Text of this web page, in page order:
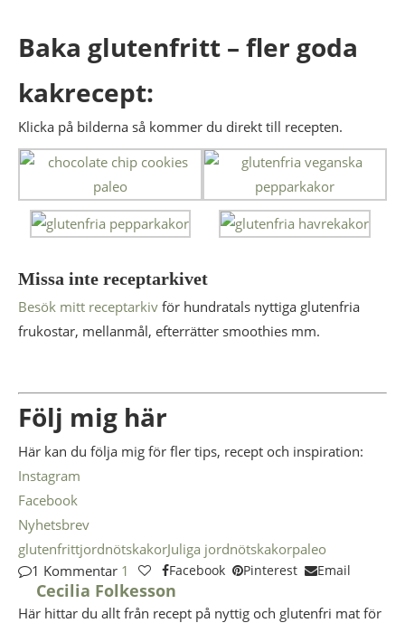
Baka glutenfritt – fler goda
kakrecept:
Klicka på bilderna så kommer du direkt till recepten.
Missa inte receptarkivet
Besök mitt receptarkiv för hundratals nyttiga glutenfria
frukostar, mellanmål, efterrätter smoothies mm.
Följ mig här
Här kan du följa mig för fler tips, recept och inspiration:
Instagram
Facebook
Nyhetsbrev
glutenfrittjordnötskakorJuliga jordnötskakorpaleo
1 Kommentar 1 Facebook Pinterest Email
Cecilia Folkesson
Här hittar du allt från recept på nyttig och glutenfri mat för